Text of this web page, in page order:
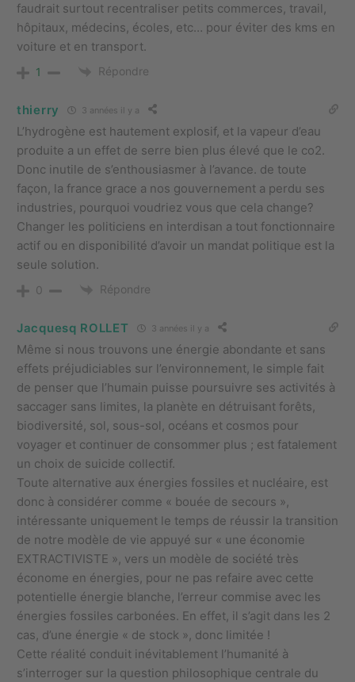
faudrait surtout recentraliser petits commerces, travail,
hôpitaux, médecins, écoles, etc… pour éviter des kms en
voiture et en transport.
1 Répondre
thierry 3 années il y a
L’hydrogène est hautement explosif, et la vapeur d’eau
produite a un effet de serre bien plus élevé que le co2.
Donc inutile de s’enthousiasmer à l’avance. de toute
façon, la france grace a nos gouvernement a perdu ses
industries, pourquoi voudriez vous que cela change?
Changer les politiciens en interdisan a tout fonctionnaire
actif ou en disponibilité d’avoir un mandat politique est la
seule solution.
0 Répondre
Jacquesq ROLLET 3 années il y a
Même si nous trouvons une énergie abondante et sans
effets préjudiciables sur l’environnement, le simple fait
de penser que l’humain puisse poursuivre ses activités à
saccager sans limites, la planète en détruisant forêts,
biodiversité, sol, sous-sol, océans et cosmos pour
voyager et continuer de consommer plus ; est fatalement
un choix de suicide collectif.
Toute alternative aux énergies fossiles et nucléaire, est
donc à considérer comme « bouée de secours »,
intéressante uniquement le temps de réussir la transition
de notre modèle de vie appuyé sur « une économie
EXTRACTIVISTE », vers un modèle de société très
économe en énergies, pour ne pas refaire avec cette
potentielle énergie blanche, l’erreur commise avec les
énergies fossiles carbonées. En effet, il s’agit dans les 2
cas, d’une énergie « de stock », donc limitée !
Cette réalité conduit inévitablement l’humanité à
s’interroger sur la question philosophique centrale du